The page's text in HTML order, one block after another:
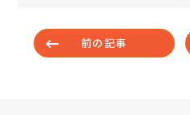
前の記事